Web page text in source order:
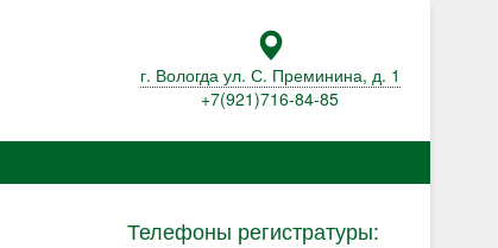
г. Вологда ул. С. Преминина, д. 1
+7(921)716-84-85
Телефоны регистратуры: